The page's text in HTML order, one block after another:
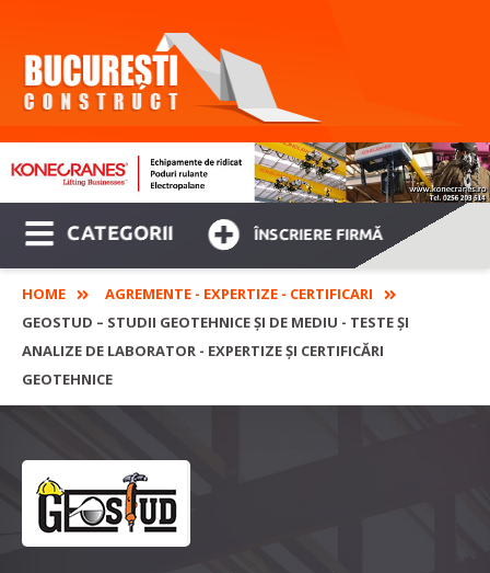
CATEGORII ÎNSCRIERE FIRMĂ
HOME
AGREMENTE - EXPERTIZE - CERTIFICARI
GEOSTUD – STUDII GEOTEHNICE ȘI DE MEDIU - TESTE ȘI
ANALIZE DE LABORATOR - EXPERTIZE ȘI CERTIFICĂRI
GEOTEHNICE